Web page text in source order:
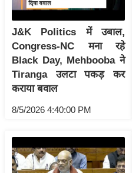
श
न
घ
रे
लू
नु
र्य
ट
न
J&K Politics में उबाल,
Congress-NC मना रहे
Black Day, Mehbooba ने
Tiranga उलटा पकड़ कर
कराया बवाल
8/5/2026 4:40:00 PM